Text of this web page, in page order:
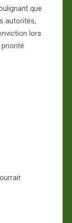
que
autorités,
lors